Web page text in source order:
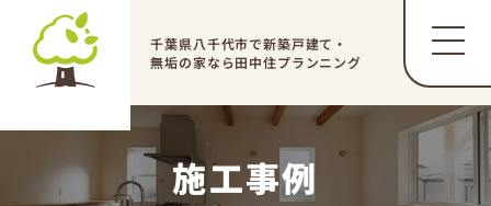
千葉県八千代市で新築戸建て・
無垢の家なら田中住プランニング
施工事例